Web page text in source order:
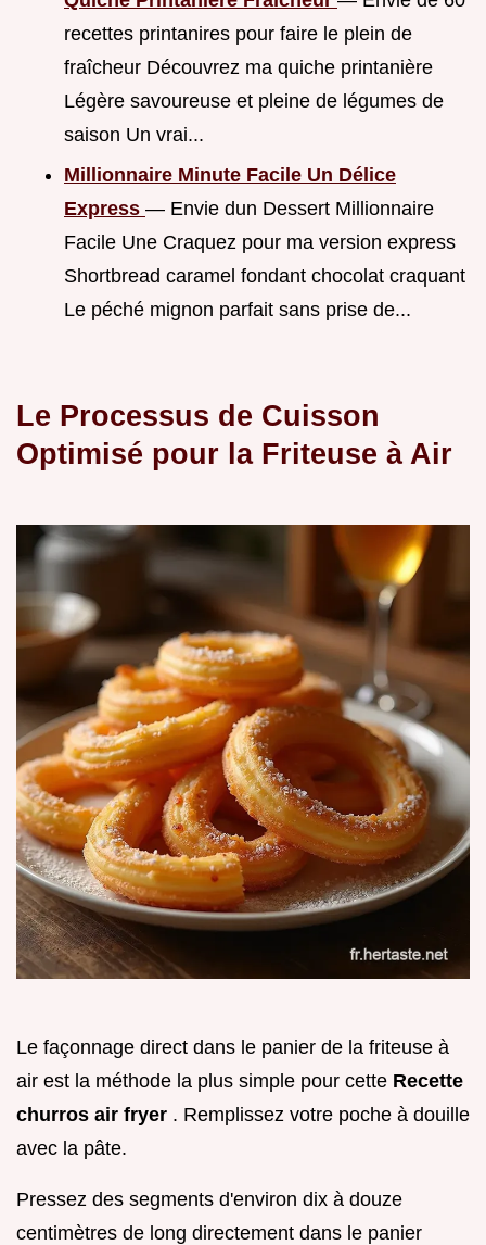
recettes printanires pour faire le plein de
fraîcheur Découvrez ma quiche printanière
Légère savoureuse et pleine de légumes de
saison Un vrai...
Millionnaire Minute Facile Un Délice
Express — Envie dun Dessert Millionnaire
Facile Une Craquez pour ma version express
Shortbread caramel fondant chocolat craquant
Le péché mignon parfait sans prise de...
Le Processus de Cuisson
Optimisé pour la Friteuse à Air
Le façonnage direct dans le panier de la friteuse à
air est la méthode la plus simple pour cette Recette
churros air fryer . Remplissez votre poche à douille
avec la pâte.
Pressez des segments d'environ dix à douze
centimètres de long directement dans le panier